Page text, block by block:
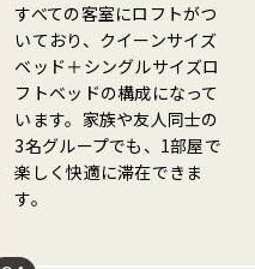
すべての客室にロフトがつ
いており、クイーンサイズ
ベッド＋シングルサイズロ
フトベッドの構成になって
います。家族や友人同士の
3名グループでも、1部屋で
楽しく快適に滞在できま
す。